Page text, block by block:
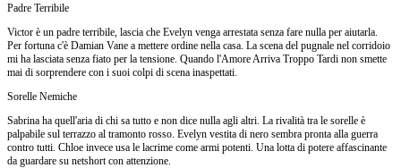
Padre Terribile
Victor è un padre terribile, lascia che Evelyn venga arrestata senza fare nulla per aiutarla.
Per fortuna c'è Damian Vane a mettere ordine nella casa. La scena del pugnale nel corridoio
mi ha lasciata senza fiato per la tensione. Quando l'Amore Arriva Troppo Tardi non smette
mai di sorprendere con i suoi colpi di scena inaspettati.
Sorelle Nemiche
Sabrina ha quell'aria di chi sa tutto e non dice nulla agli altri. La rivalità tra le sorelle è
palpabile sul terrazzo al tramonto rosso. Evelyn vestita di nero sembra pronta alla guerra
contro tutti. Chloe invece usa le lacrime come armi potenti. Una lotta di potere affascinante
da guardare su netshort con attenzione.